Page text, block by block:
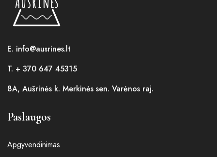
E. info@ausrines.lt
T. + 370 647 45315
8A, Aušrinės k. Merkinės sen. Varėnos raj.
Paslaugos
Apgyvendinimas